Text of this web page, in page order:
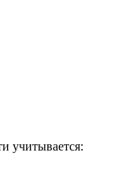
учитывается: